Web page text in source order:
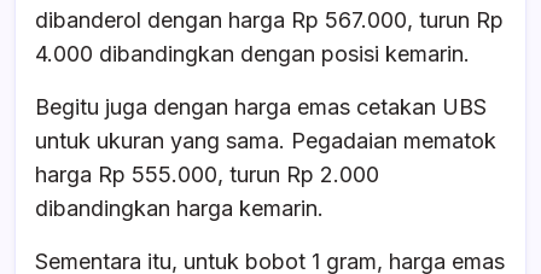
dibanderol dengan harga Rp 567.000, turun Rp
4.000 dibandingkan dengan posisi kemarin.
Begitu juga dengan harga emas cetakan UBS
untuk ukuran yang sama. Pegadaian mematok
harga Rp 555.000, turun Rp 2.000
dibandingkan harga kemarin.
Sementara itu, untuk bobot 1 gram, harga emas